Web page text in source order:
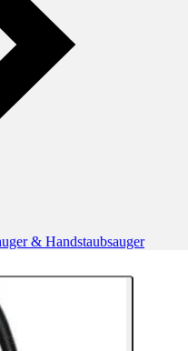
& Handstaubsauger